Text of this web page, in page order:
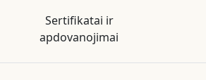
Sertifikatai ir
apdovanojimai